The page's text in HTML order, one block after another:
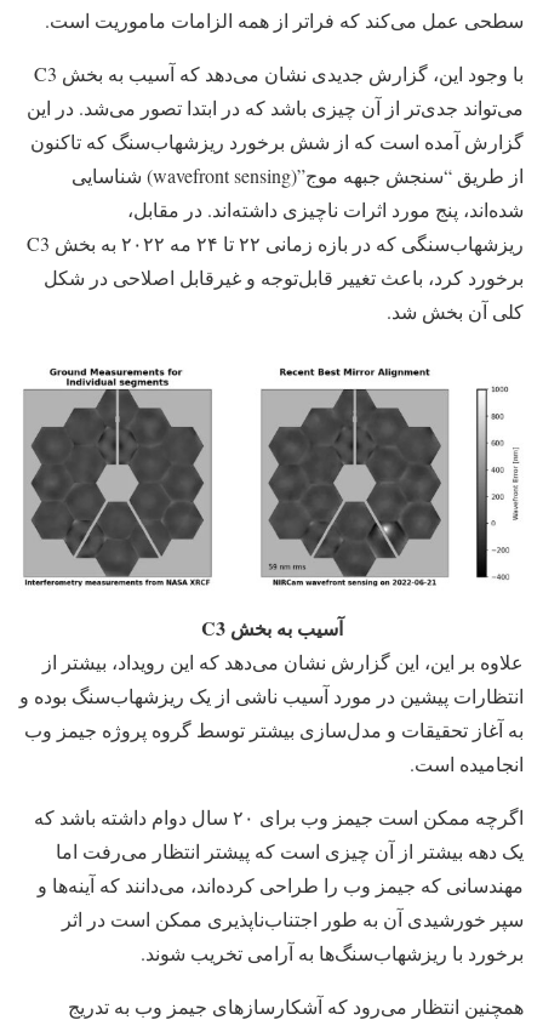
سطحی عمل می‌کند که فراتر از همه الزامات ماموریت است.
با وجود این، گزارش جدیدی نشان می‌دهد که آسیب به بخش C3
می‌تواند جدی‌تر از آن چیزی باشد که در ابتدا تصور می‌شد. در این
گزارش آمده است که از شش برخورد ریزشهاب‌سنگ که تاکنون
از طریق “سنجش جبهه موج”(wavefront sensing) شناسایی
شده‌اند، پنج مورد اثرات ناچیزی داشته‌اند. در مقابل،
ریزشهاب‌سنگی که در بازه زمانی ۲۲ تا ۲۴ مه ۲۰۲۲ به بخش C3
برخورد کرد، باعث تغییر قابل‌توجه و غیرقابل اصلاحی در شکل
کلی آن بخش شد.
آسیب به بخش C3
علاوه بر این، این گزارش نشان می‌دهد که این رویداد، بیشتر از
انتظارات پیشین در مورد آسیب ناشی از یک ریزشهاب‌سنگ بوده و
به آغاز تحقیقات و مدل‌سازی بیشتر توسط گروه پروژه جیمز وب
انجامیده است.
اگرچه ممکن است جیمز وب برای ۲۰ سال دوام داشته باشد که
یک دهه بیشتر از آن چیزی است که پیشتر انتظار می‌رفت اما
مهندسانی که جیمز وب را طراحی کرده‌اند، می‌دانند که آینه‌ها و
سپر خورشیدی آن به طور اجتناب‌ناپذیری ممکن است در اثر
برخورد با ریزشهاب‌سنگ‌ها به آرامی تخریب شوند.
همچنین انتظار می‌رود که آشکارسازهای جیمز وب به تدریج